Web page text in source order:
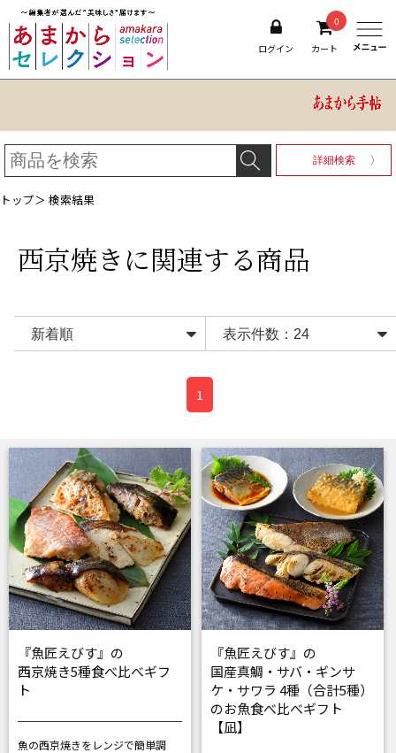
ログイン
0
カート
詳細検索
トップ＞ 検索結果
西京焼き に関連する商品
1
『魚匠えびす』の
西京焼き5種食べ比べギフ
ト
魚の西京焼きをレンジで簡単調
『魚匠えびす』の
国産真鯛・サバ・ギンサ
ケ・サワラ 4種（合計5種）
のお魚食べ比べギフト
【凪】